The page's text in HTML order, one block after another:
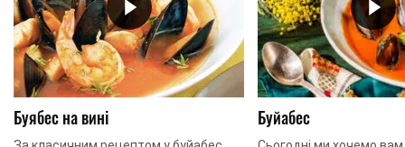
Буябес на вині Буйабес